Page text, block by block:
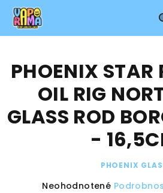
Prejsť
obsah
PHOENIX STAR
OIL RIG
GLASS ROD
-
PHOENIX
Priemerné
Neohodnotené